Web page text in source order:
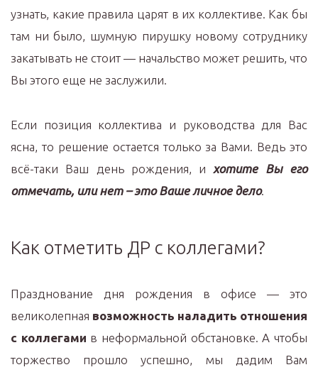
узнать, какие правила царят в их коллективе. Как бы
там ни было, шумную пирушку новому сотруднику
закатывать не стоит — начальство может решить, что
Вы этого еще не заслужили.
Если позиция коллектива и руководства для Вас
ясна, то решение остается только за Вами. Ведь это
всё-таки Ваш день рождения, и хотите Вы его
отмечать, или нет – это Ваше личное дело.
Как отметить ДР с коллегами?
Празднование дня рождения в офисе — это
великолепная возможность наладить отношения
с коллегами в неформальной обстановке. А чтобы
торжество прошло успешно, мы дадим Вам